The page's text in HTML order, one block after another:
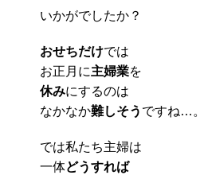
いかがでしたか？
おせちだけでは
お正月に主婦業を
休みにするのは
なかなか難しそう ですね…。
では私たち主婦は
一体どうすれば